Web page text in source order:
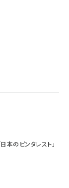
本のピンタレスト」